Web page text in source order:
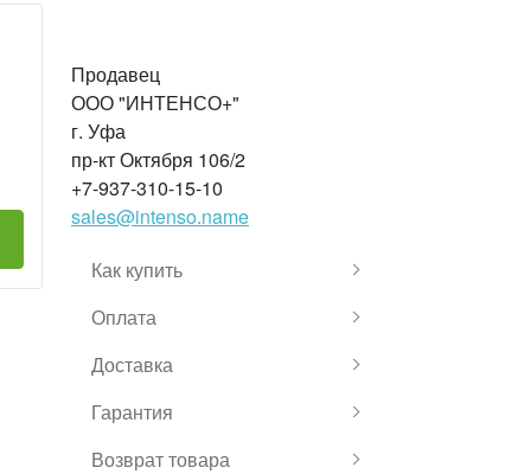
Продавец
ООО "ИНТЕНСО+"
г. Уфа
пр-кт Октября 106/2
+7-937-310-15-10
sales@intenso.name
Как купить
Оплата
Доставка
Гарантия
Возврат товара